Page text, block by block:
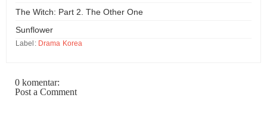
The Witch: Part 2. The Other One
Sunflower
Label: Drama Korea
0 komentar:
Post a Comment